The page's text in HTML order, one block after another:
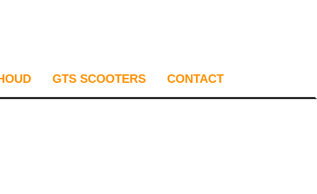
GTS SCOOTERS CONTACT